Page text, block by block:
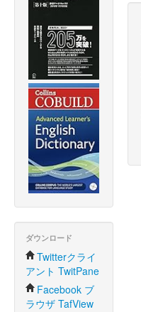
ダウンロード
Twitterクライ
アント TwitPane
Facebook ブ
ラウザ TafView